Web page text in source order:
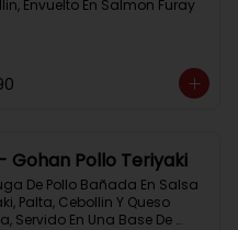
Envuelto En Salmon Furay
Gohan Pollo Teriyaki
De Pollo Bañada En Salsa
Palta, Cebollin Y Queso
Servido En Una Base De